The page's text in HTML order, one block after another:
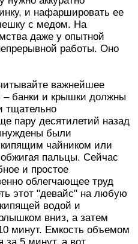
и нафаршировать ее
с медом. На
даже у опытной
работы. Оно
важнейшее
– банки и крышки должны
тщательно
пару десятилетий назад
были
кипящим чайником или
пальцы. Сейчас
и простое
облегчающее труд
этот "девайс" на любую
водой и
вниз, а затем
минут. Емкость объемом